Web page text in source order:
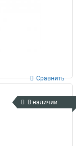
Сравнить
В наличии